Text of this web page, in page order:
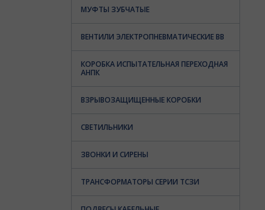
МУФТЫ ЗУБЧАТЫЕ
ВЕНТИЛИ ЭЛЕКТРОПНЕВМАТИЧЕСКИЕ ВВ
КОРОБКА ИСПЫТАТЕЛЬНАЯ ПЕРЕХОДНАЯ
АНПК
ВЗРЫВОЗАЩИЩЕННЫЕ КОРОБКИ
СВЕТИЛЬНИКИ
ЗВОНКИ И СИРЕНЫ
ТРАНСФОРМАТОРЫ СЕРИИ ТСЗИ